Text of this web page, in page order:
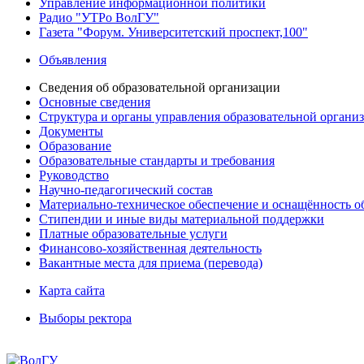
Управление информационной политики
Радио "УТРо ВолГУ"
Газета "Форум. Университетский проспект,100"
Объявления
Сведения об образовательной организации
Основные сведения
Структура и органы управления образовательной
Документы
Образование
Образовательные стандарты и требования
Руководство
Научно-педагогический состав
Материально-техническое обеспечение и оснащённость
Стипендии и иные виды материальной поддержки
Платные образовательные услуги
Финансово-хозяйственная деятельность
Вакантные места для приема (перевода)
Карта сайта
Выборы ректора